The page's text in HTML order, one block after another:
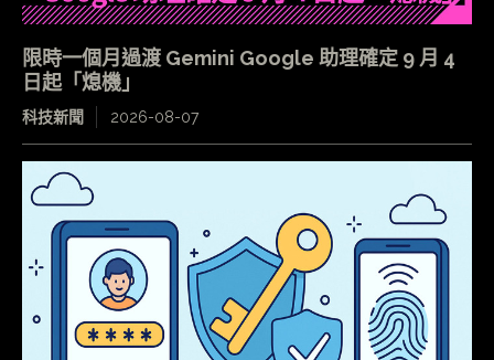
限時一個月過渡 Gemini Google 助理確定 9 月 4
日起「熄機」
科技新聞 2026-08-07